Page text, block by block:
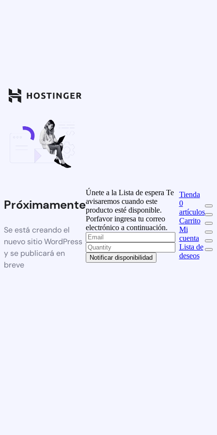
Próximamente
Se está creando el
nuevo sitio WordPress
y se publicará en
breve
Únete a la Lista de espera Te
avisaremos cuando este
producto esté disponible.
Porfavor ingresa tu correo
electrónico a continuación.
Notificar disponibilidad
Tienda
0
artículos
Carrito
Mi
cuenta
Lista de
deseos